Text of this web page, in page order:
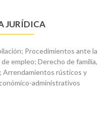
JURÍDICA
Procedimientos ante la
empleo; Derecho de familia,
Arrendamientos rústicos y
administrativos